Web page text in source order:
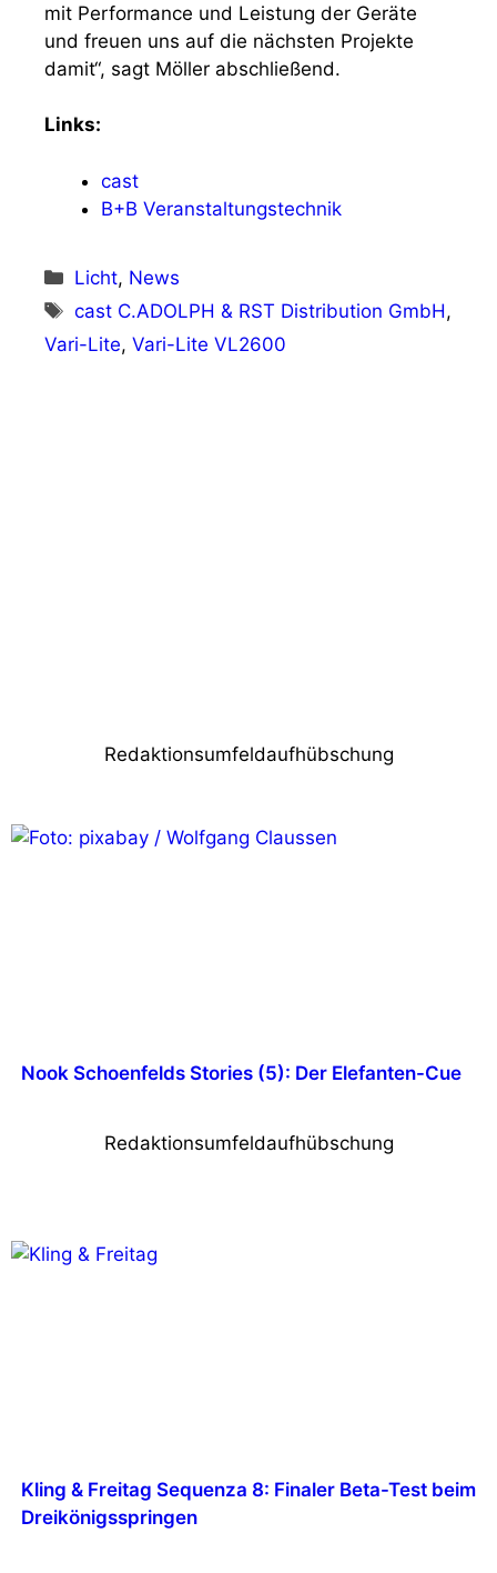
mit Performance und Leistung der Geräte
und freuen uns auf die nächsten Projekte
damit“, sagt Möller abschließend.
Links:
cast
B+B Veranstaltungstechnik
Kategorien
Licht, News
Schlagwörter
cast C.ADOLPH & RST Distribution GmbH,
Vari-Lite, Vari-Lite VL2600
Redaktionsumfeldaufhübschung
Nook Schoenfelds Stories (5): Der Elefanten-Cue
Redaktionsumfeldaufhübschung
Kling & Freitag Sequenza 8: Finaler Beta-Test beim
Dreikönigsspringen